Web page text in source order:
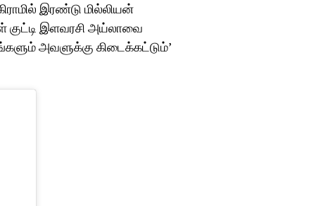
இரண்டு மில்லியன்
குட்டி இளவரசி அய்லாவை
அவளுக்கு கிடைக்கட்டும்’